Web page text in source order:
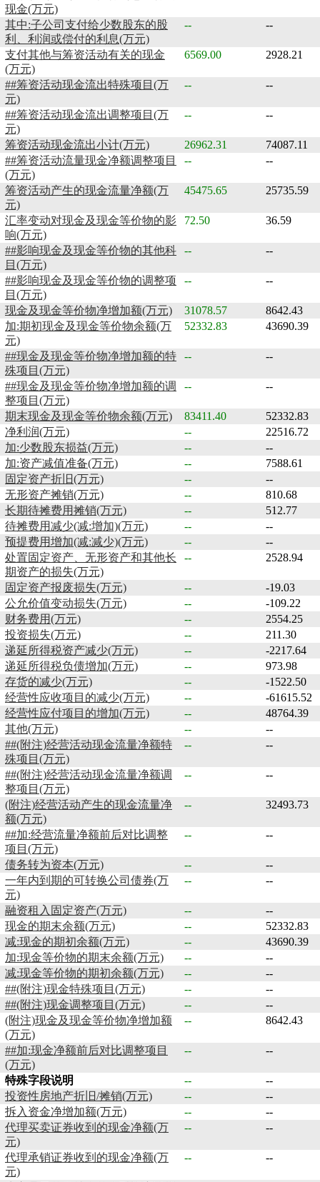
现金(万元)
其中:子公司支付给少数股东的股
利、利润或偿付的利息(万元)
-- --
支付其他与筹资活动有关的现金
(万元)
6569.00 2928.21
##筹资活动现金流出特殊项目(万
元)
-- --
##筹资活动现金流出调整项目(万
元)
-- --
筹资活动现金流出小计(万元) 26962.31
74087.11
##筹资活动流量现金净额调整项目
(万元)
-- --
筹资活动产生的现金流量净额(万
元)
45475.65 25735.59
汇率变动对现金及现金等价物的影
响(万元)
72.50 36.59
##影响现金及现金等价物的其他科
目(万元)
-- --
##影响现金及现金等价物的调整项
目(万元)
-- --
现金及现金等价物净增加额(万元) 31078.57
8642.43
加:期初现金及现金等价物余额(万
元)
52332.83 43690.39
##现金及现金等价物净增加额的特
殊项目(万元)
-- --
##现金及现金等价物净增加额的调
整项目(万元)
-- --
期末现金及现金等价物余额(万元) 83411.40
52332.83
净利润(万元)
--
22516.72
加:少数股东损益(万元)
--
--
加:资产减值准备(万元)
--
7588.61
固定资产折旧(万元)
--
--
无形资产摊销(万元)
--
810.68
长期待摊费用摊销(万元)
--
512.77
待摊费用减少(减:增加)(万元)
--
--
预提费用增加(减:减少)(万元)
--
--
处置固定资产、无形资产和其他长
期资产的损失(万元)
-- 2528.94
固定资产报废损失(万元) --
-19.03
公允价值变动损失(万元)
--
-109.22
财务费用(万元)
--
2554.25
投资损失(万元)
--
211.30
递延所得税资产减少(万元)
--
-2217.64
递延所得税负债增加(万元)
--
973.98
存货的减少(万元)
--
-1522.50
经营性应收项目的减少(万元)
--
-61615.52
经营性应付项目的增加(万元)
--
48764.39
其他(万元)
--
--
##(附注)经营活动现金流量净额特
殊项目(万元)
-- --
##(附注)经营活动现金流量净额调
整项目(万元)
-- --
(附注)经营活动产生的现金流量净
额(万元)
-- 32493.73
##加:经营流量净额前后对比调整
项目(万元)
-- --
债务转为资本(万元) --
--
一年内到期的可转换公司债券(万
元)
-- --
融资租入固定资产(万元) --
--
现金的期末余额(万元)
--
52332.83
减:现金的期初余额(万元)
--
43690.39
加:现金等价物的期末余额(万元)
--
--
减:现金等价物的期初余额(万元)
--
--
##(附注)现金特殊项目(万元)
--
--
##(附注)现金调整项目(万元)
--
--
(附注)现金及现金等价物净增加额
(万元)
-- 8642.43
##加:现金净额前后对比调整项目
(万元)
-- --
特殊字段说明 --
--
投资性房地产折旧/摊销(万元)
--
--
拆入资金净增加额(万元)
--
--
代理买卖证券收到的现金净额(万
元)
-- --
代理承销证券收到的现金净额(万
元)
-- --